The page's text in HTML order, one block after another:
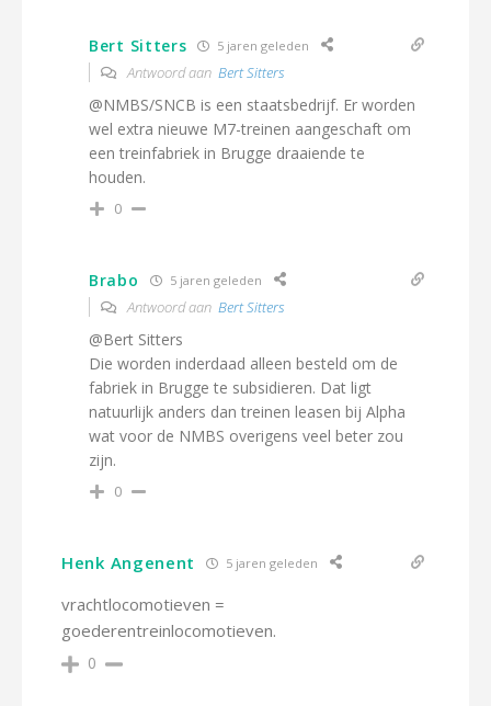
Bert Sitters 5 jaren geleden
Antwoord aan Bert Sitters
@NMBS/SNCB is een staatsbedrijf. Er worden
wel extra nieuwe M7-treinen aangeschaft om
een treinfabriek in Brugge draaiende te
houden.
0
Brabo 5 jaren geleden
Antwoord aan Bert Sitters
@Bert Sitters
Die worden inderdaad alleen besteld om de
fabriek in Brugge te subsidieren. Dat ligt
natuurlijk anders dan treinen leasen bij Alpha
wat voor de NMBS overigens veel beter zou
zijn.
0
Henk Angenent 5 jaren geleden
vrachtlocomotieven =
goederentreinlocomotieven.
0